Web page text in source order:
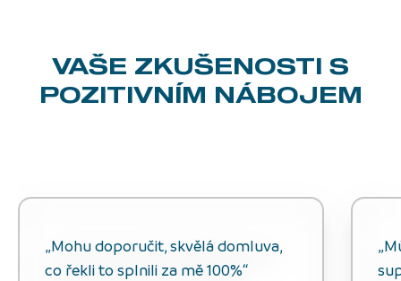
VAŠE ZKUŠENOSTI S
POZITIVNÍM NÁBOJEM
„Mohu doporučit, skvělá domluva,
co řekli to splnili za mě 100%“